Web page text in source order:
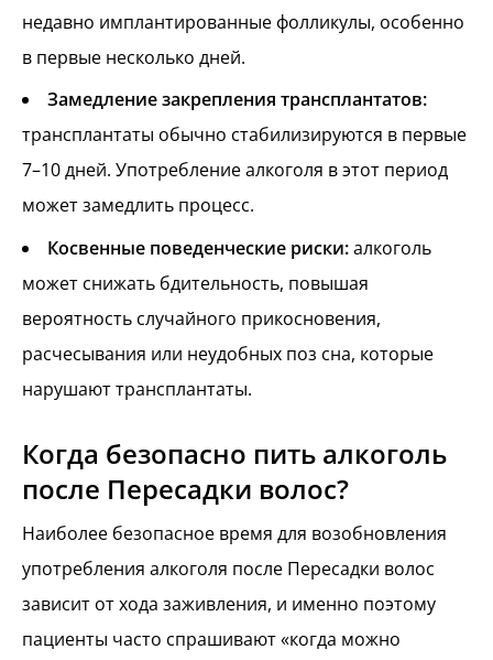
недавно имплантированные фолликулы, особенно
в первые несколько дней.
Замедление закрепления трансплантатов:
трансплантаты обычно стабилизируются в первые
7–10 дней. Употребление алкоголя в этот период
может замедлить процесс.
Косвенные поведенческие риски:алкоголь
может снижать бдительность, повышая
вероятность случайного прикосновения,
расчесывания или неудобных поз сна, которые
нарушают трансплантаты.
Когда безопасно пить алкоголь
после Пересадки волос?
Наиболее безопасное время для возобновления
употребления алкоголя после Пересадки волос
зависит от хода заживления, и именно поэтому
пациенты часто спрашивают «когда можно